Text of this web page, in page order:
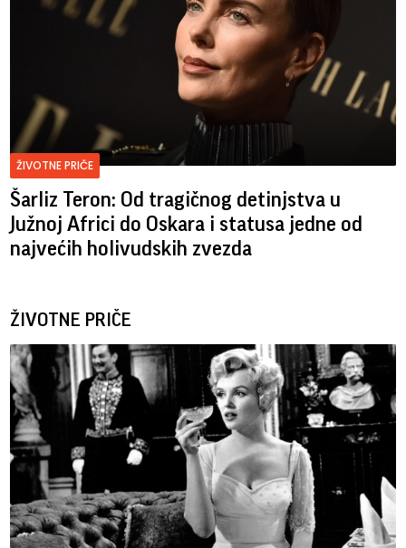
ŽIVOTNE PRIČE
Šarliz Teron: Od tragičnog detinjstva u
Južnoj Africi do Oskara i statusa jedne od
najvećih holivudskih zvezda
ŽIVOTNE PRIČE